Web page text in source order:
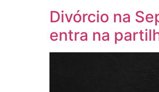
Divórcio na
entra na